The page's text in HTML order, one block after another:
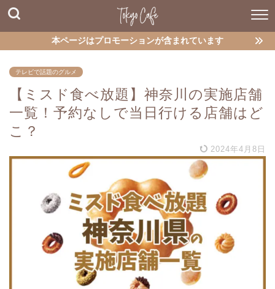
本ページはプロモーションが含まれています
テレビで話題のグルメ
【ミスド食べ放題】神奈川の実施店舗
一覧！予約なしで当日行ける店舗はど
こ？
2024年4月8日